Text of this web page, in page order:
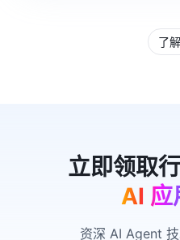
了
AI 应
资深 AI Agent